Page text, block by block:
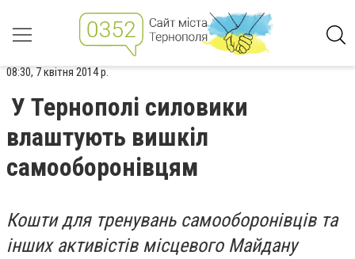
08:30, 7 квітня 2014 р.
У Тернополі силовики
влаштують вишкіл
самооборонівцям
Кошти для тренувань самооборонівців та
інших активістів місцевого Майдану